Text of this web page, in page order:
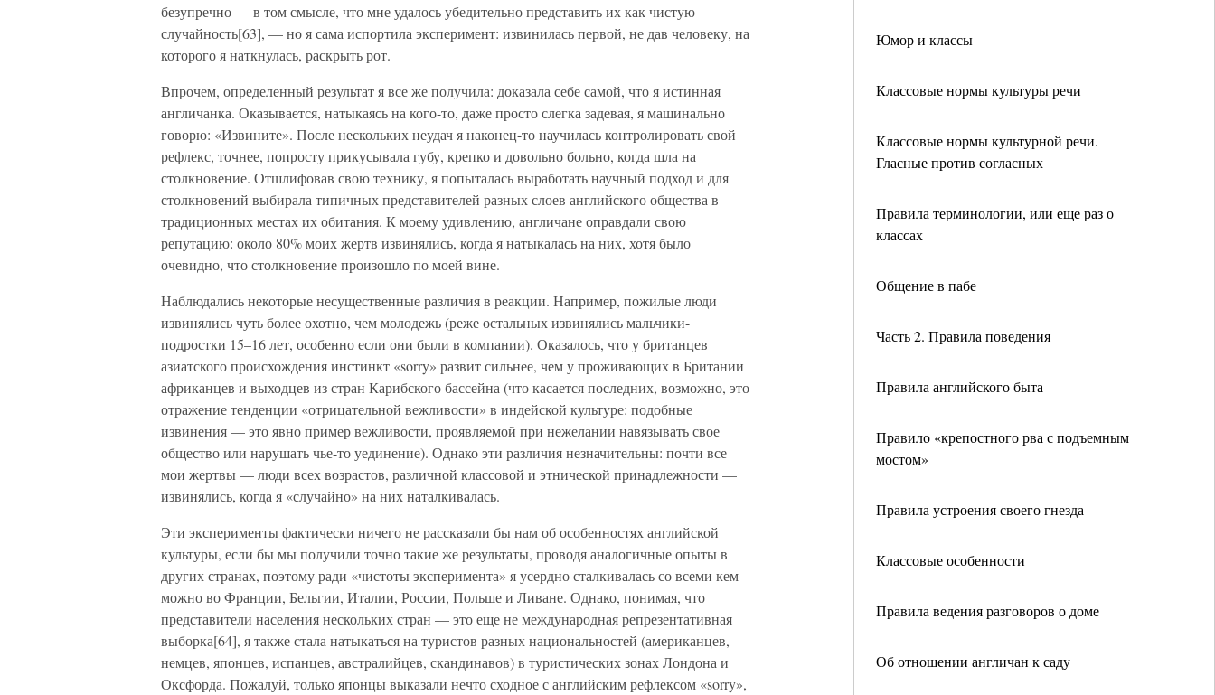
Юмор и классы
Классовые нормы культуры речи
Классовые нормы культурной речи.
Гласные против согласных
Правила терминологии, или еще раз о
классах
Общение в пабе
Часть 2. Правила поведения
Правила английского быта
Правило «крепостного рва с подъемным
мостом»
Правила устроения своего гнезда
Классовые особенности
Правила ведения разговоров о доме
Об отношении англичан к саду
безупречно — в том смысле, что мне удалось убедительно представить их как чистую
случайность[63], — но я сама испортила эксперимент: извинилась первой, не дав человеку, на
которого я наткнулась, раскрыть рот.
Впрочем, определенный результат я все же получила: доказала себе самой, что я истинная
англичанка. Оказывается, натыкаясь на кого-то, даже просто слегка задевая, я машинально
говорю: «Извините». После нескольких неудач я наконец-то научилась контролировать свой
рефлекс, точнее, попросту прикусывала губу, крепко и довольно больно, когда шла на
столкновение. Отшлифовав свою технику, я попыталась выработать научный подход и для
столкновений выбирала типичных представителей разных слоев английского общества в
традиционных местах их обитания. К моему удивлению, англичане оправдали свою
репутацию: около 80% моих жертв извинялись, когда я натыкалась на них, хотя было
очевидно, что столкновение произошло по моей вине.
Наблюдались некоторые несущественные различия в реакции. Например, пожилые люди
извинялись чуть более охотно, чем молодежь (реже остальных извинялись мальчики-
подростки 15–16 лет, особенно если они были в компании). Оказалось, что у британцев
азиатского происхождения инстинкт «sorry» развит сильнее, чем у проживающих в Британии
африканцев и выходцев из стран Карибского бассейна (что касается последних, возможно, это
отражение тенденции «отрицательной вежливости» в индейской культуре: подобные
извинения — это явно пример вежливости, проявляемой при нежелании навязывать свое
общество или нарушать чье-то уединение). Однако эти различия незначительны: почти все
мои жертвы — люди всех возрастов, различной классовой и этнической принадлежности —
извинялись, когда я «случайно» на них наталкивалась.
Эти эксперименты фактически ничего не рассказали бы нам об особенностях английской
культуры, если бы мы получили точно такие же результаты, проводя аналогичные опыты в
других странах, поэтому ради «чистоты эксперимента» я усердно сталкивалась со всеми кем
можно во Франции, Бельгии, Италии, России, Польше и Ливане. Однако, понимая, что
представители населения нескольких стран — это еще не международная репрезентативная
выборка[64], я также стала натыкаться на туристов разных национальностей (американцев,
немцев, японцев, испанцев, австралийцев, скандинавов) в туристических зонах Лондона и
Оксфорда. Пожалуй, только японцы выказали нечто сходное с английским рефлексом «sorry»,